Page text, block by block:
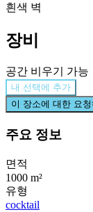
흰색 벽
장비
공간 비우기 가능
내 선택에 추가
이 장소에 대한 요청
주요 정보
면적
1000 m²
유형
cocktail